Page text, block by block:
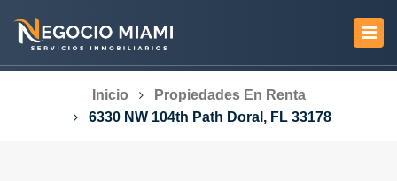
Inicio
Propiedades En Renta
6330 NW 104th Path Doral, FL 33178